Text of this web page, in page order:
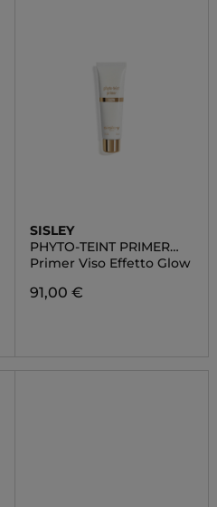
SISLEY
PHYTO-TEINT PRIMER
GLOW
Primer Viso Effetto Glow
91,00 €